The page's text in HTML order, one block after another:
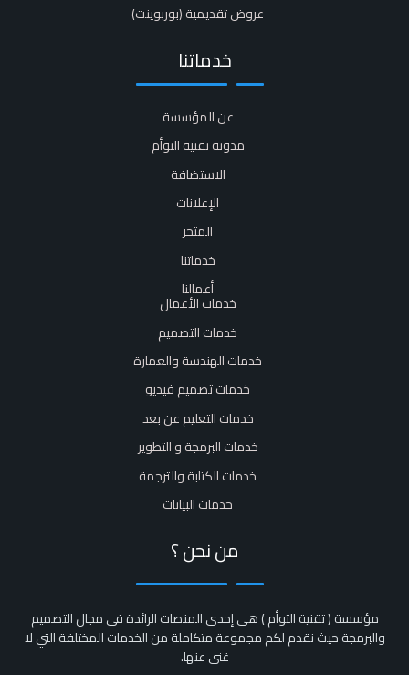
من نحن ؟
مؤسسة ( تقنية التوأم ) هي إحدى المنصات الرائدة في مجال التصميم
والبرمجة حيث نقدم لكم مجموعة متكاملة من الخدمات المختلفة التي لا
غنى عنها.
عروض تقديمية (بوربوينت)​
خدماتنا
عن المؤسسة
مدونة تقنية التوأم
الاستضافة
الإعلانات
المتجر
خدماتنا
أعمالنا
خدمات الأعمال
خدمات التصميم
خدمات الهندسة والعمارة
خدمات تصميم فيديو
خدمات التعليم عن بعد
خدمات البرمجة و التطوير
خدمات الكتابة والترجمة
خدمات البيانات